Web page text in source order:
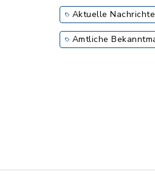
Aktuelle
Amtliche